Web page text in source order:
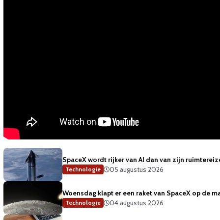
SpaceX wordt rijker van AI dan van zijn
Technologie 05 augustus 2026
Woensdag klapt er een raket van SpaceX op de
Technologie 04 augustus 2026